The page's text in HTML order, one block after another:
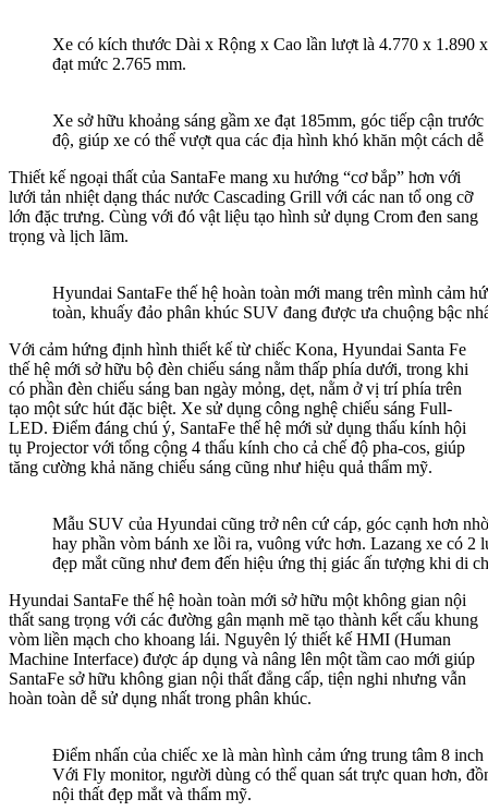
Xe có kích thước Dài x Rộng x Cao lần lượt là 4.770 x 1.890
đạt mức 2.765 mm.
Xe sở hữu khoảng sáng gầm xe đạt 185mm, góc tiếp cận
độ, giúp xe có thể vượt qua các địa hình khó khăn một cách dễ
Thiết kế ngoại thất của SantaFe mang xu hướng “cơ bắp” hơn với
lưới tản nhiệt dạng thác nước Cascading Grill với các nan tổ ong cỡ
lớn đặc trưng. Cùng với đó vật liệu tạo hình sử dụng Crom đen sang
trọng và lịch lãm.
Hyundai SantaFe thế hệ hoàn toàn mới mang trên mình cảm
toàn, khuấy đảo phân khúc SUV đang được ưa chuộng bậc
Với cảm hứng định hình thiết kế từ chiếc Kona, Hyundai Santa Fe
thế hệ mới sở hữu bộ đèn chiếu sáng nằm thấp phía dưới, trong khi
có phần đèn chiếu sáng ban ngày mỏng, dẹt, nằm ở vị trí phía trên
tạo một sức hút đặc biệt. Xe sử dụng công nghệ chiếu sáng Full-
LED. Điểm đáng chú ý, SantaFe thế hệ mới sử dụng thấu kính hội
tụ Projector với tổng cộng 4 thấu kính cho cả chế độ pha-cos, giúp
tăng cường khả năng chiếu sáng cũng như hiệu quả thẩm mỹ.
Mẫu SUV của Hyundai cũng trở nên cứ cáp, góc cạnh hơn
hay phần vòm bánh xe lồi ra, vuông vức hơn. Lazang xe có 2
đẹp mắt cũng như đem đến hiệu ứng thị giác ấn tượng khi di
Hyundai SantaFe thế hệ hoàn toàn mới sở hữu một không gian nội
thất sang trọng với các đường gân mạnh mẽ tạo thành kết cấu khung
vòm liền mạch cho khoang lái. Nguyên lý thiết kế HMI (Human
Machine Interface) được áp dụng và nâng lên một tầm cao mới giúp
SantaFe sở hữu không gian nội thất đẳng cấp, tiện nghi nhưng vẫn
hoàn toàn dễ sử dụng nhất trong phân khúc.
Điểm nhấn của chiếc xe là màn hình cảm ứng trung tâm 8
Với Fly monitor, người dùng có thể quan sát trực quan hơn,
nội thất đẹp mắt và thẩm mỹ.